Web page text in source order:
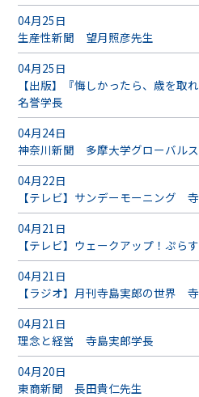
04月25日
生産性新聞 望月照彦先生
04月25日
【出版】『悔しかったら、歳を取
名誉学長
04月24日
神奈川新聞 多摩大学グローバル
04月22日
【テレビ】サンデーモーニング
04月21日
【テレビ】ウェークアップ！ぷ
04月21日
【ラジオ】月刊寺島実郎の世界
04月21日
理念と経営 寺島実郎学長
04月20日
東商新聞 長田貴仁先生